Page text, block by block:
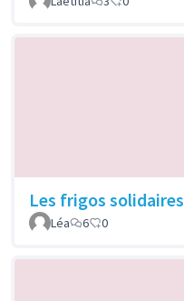
Les frigos solidaires
Léa
6 0